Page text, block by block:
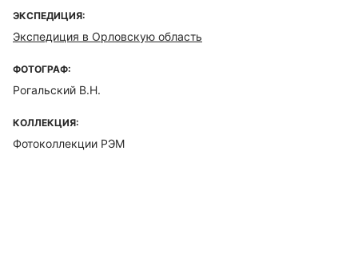
ЭКСПЕДИЦИЯ:
Экспедиция в Орловскую область
ФОТОГРАФ:
Рогальский В.Н.
КОЛЛЕКЦИЯ:
Фотоколлекции РЭМ